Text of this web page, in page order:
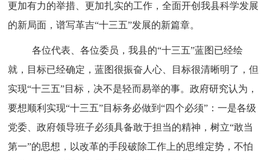
更加有力的举措、更加扎实的工作，全面开创我县科学发展
的新局面，谱写革吉“十三五”发展的新篇章。
各位代表、各位委员，我县的“十三五”蓝图已经绘
就，目标已经确定，蓝图很振奋人心、目标很清晰明了，但
实现“十三五”目标，决不是轻而易举的事。政府研究认为，
要想顺利实现“十三五”目标务必做到“四个必须”：一是各级
党委、政府领导班子必须具备敢于担当的精神，树立“敢当
第一”的思想，以改革的手段破除工作上的思维定势，不怕